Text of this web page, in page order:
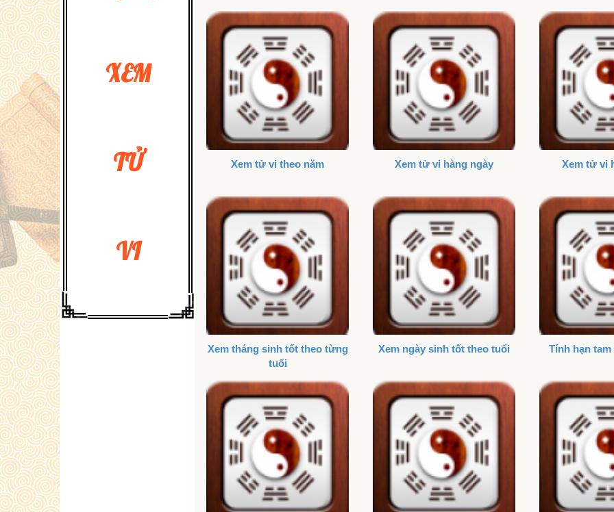
XEM
TỬ
VI
Xem tử vi theo năm Xem tử vi hàng ngày Xem tử vi
Xem tháng sinh tốt theo từng
tuổi
Xem ngày sinh tốt theo tuổi Tính hạn